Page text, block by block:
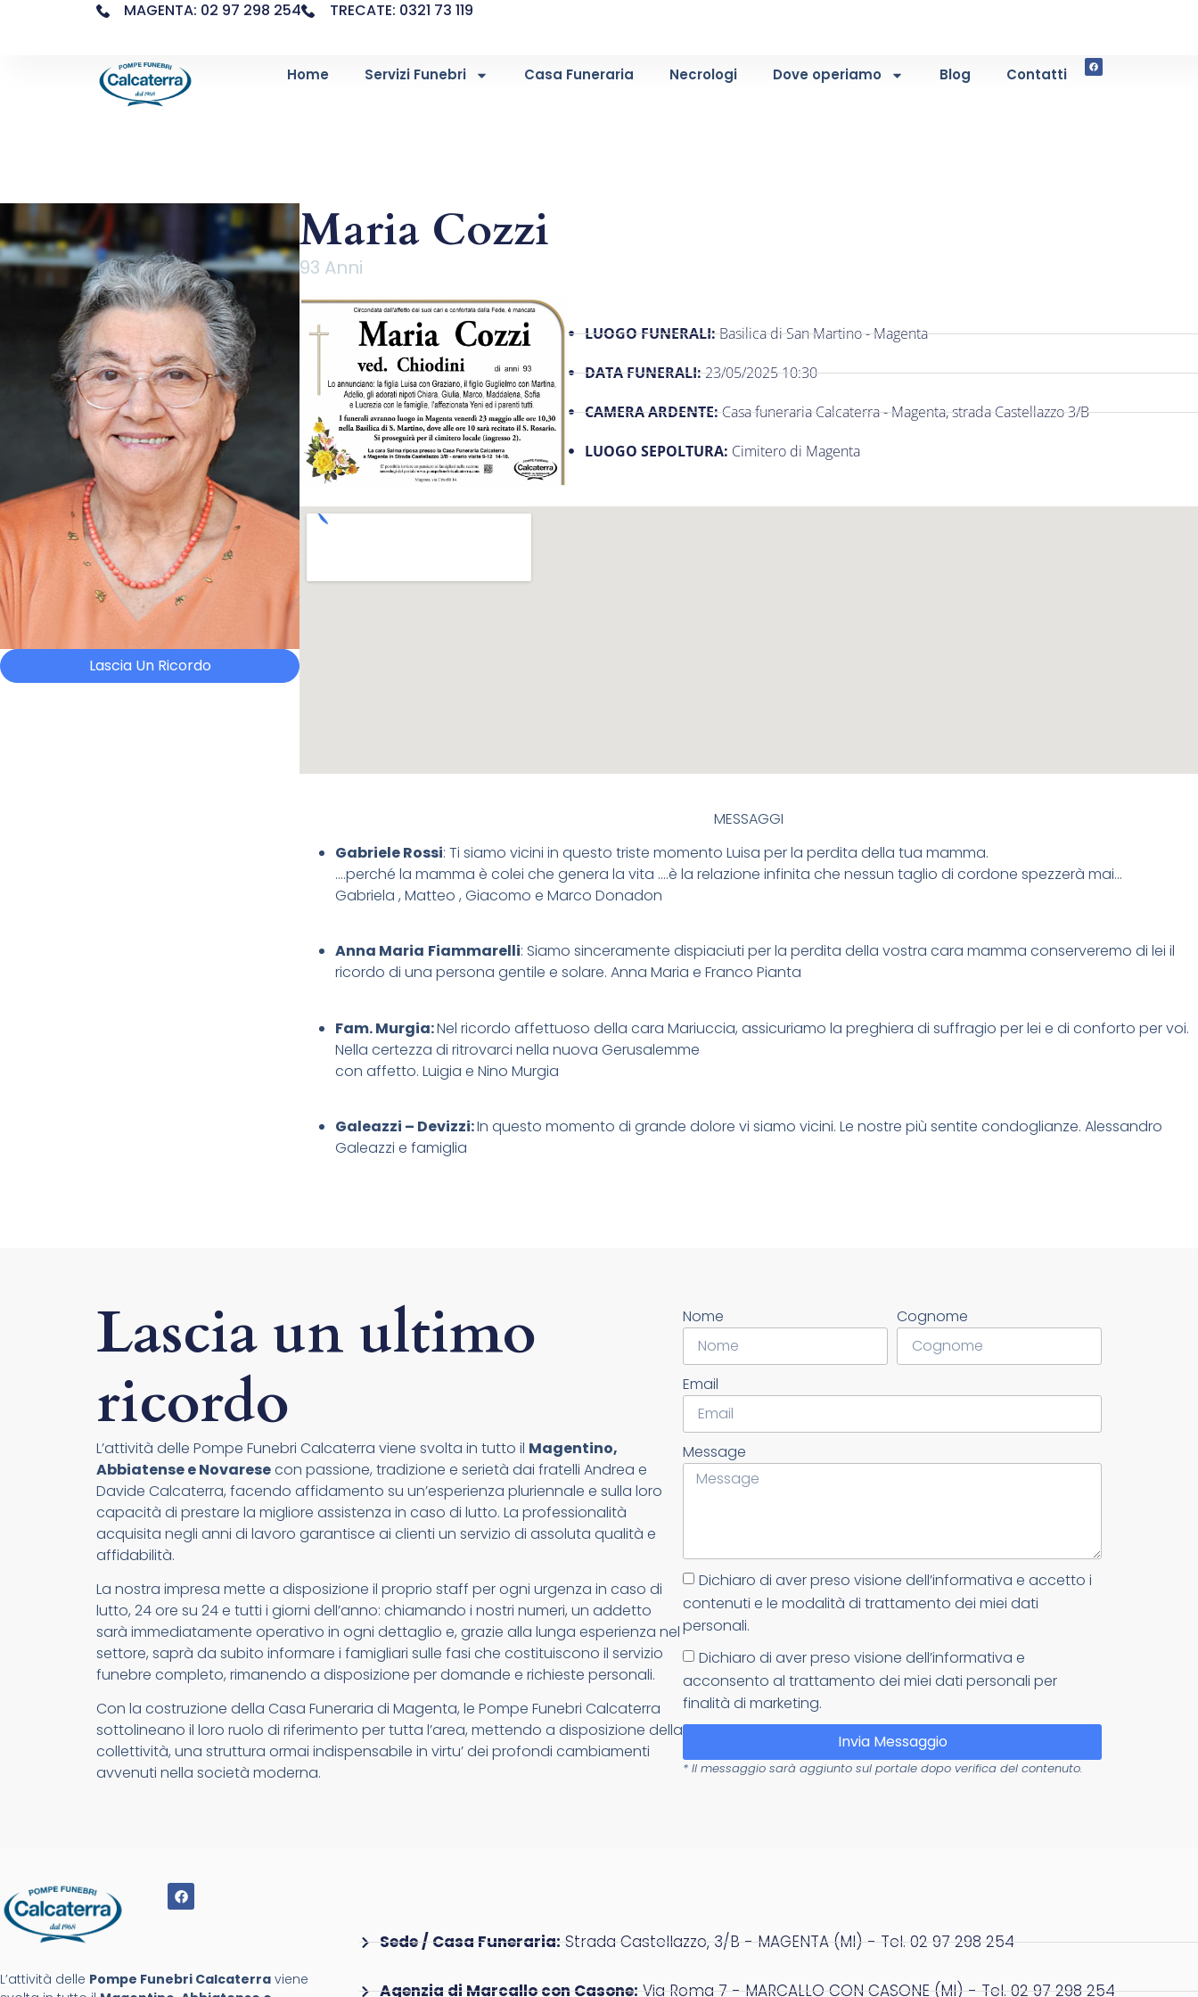
MAGENTA: 02 97 298 254 TRECATE: 0321 73 119
Home Servizi Funebri Casa Funeraria Necrologi Dove operiamo Blog Contatti
Lascia Un Ricordo
Maria Cozzi
93 Anni
LUOGO FUNERALI:Basilica di San Martino - Magenta
DATA FUNERALI:23/05/2025 10:30
CAMERA ARDENTE:Casa funeraria Calcaterra - Magenta, strada Castellazzo 3/B
LUOGO SEPOLTURA: Cimitero di Magenta
MESSAGGI
Gabriele Rossi: Ti siamo vicini in questo triste momento Luisa per la perdita della tua mamma.
….perché la mamma è colei che genera la vita ….è la relazione infinita che nessun taglio di cordone spezzerà mai…
Gabriela , Matteo , Giacomo e Marco Donadon
Anna Maria Fiammarelli: Siamo sinceramente dispiaciuti per la perdita della vostra cara mamma conserveremo di lei il
ricordo di una persona gentile e solare. Anna Maria e Franco Pianta
Fam. Murgia:Nel ricordo affettuoso della cara Mariuccia, assicuriamo la preghiera di suffragio per lei e di conforto per voi.
Nella certezza di ritrovarci nella nuova Gerusalemme
con affetto. Luigia e Nino Murgia
Galeazzi – Devizzi:In questo momento di grande dolore vi siamo vicini. Le nostre più sentite condoglianze. Alessandro
Galeazzi e famiglia
Lascia un ultimo
ricordo
L’attività delle Pompe Funebri Calcaterra viene svolta in tutto il Magentino,
Abbiatense e Novaresecon passione, tradizione e serietà dai fratelli Andrea e
Davide Calcaterra, facendo affidamento su un’esperienza pluriennale e sulla loro
capacità di prestare la migliore assistenza in caso di lutto. La professionalità
acquisita negli anni di lavoro garantisce ai clienti un servizio di assoluta qualità e
affidabilità.
La nostra impresa mette a disposizione il proprio staff per ogni urgenza in caso di
lutto, 24 ore su 24 e tutti i giorni dell’anno: chiamando i nostri numeri, un addetto
sarà immediatamente operativo in ogni dettaglio e, grazie alla lunga esperienza nel
settore, saprà da subito informare i famigliari sulle fasi che costituiscono il servizio
funebre completo, rimanendo a disposizione per domande e richieste personali.
Con la costruzione della Casa Funeraria di Magenta, le Pompe Funebri Calcaterra
sottolineano il loro ruolo di riferimento per tutta l’area, mettendo a disposizione della
collettività, una struttura ormai indispensabile in virtu’ dei profondi cambiamenti
avvenuti nella società moderna.
Nome Cognome
Email
Message
Dichiaro di aver preso visione dell’informativa e accetto i
contenuti e le modalità di trattamento dei miei dati
personali.
Dichiaro di aver preso visione dell’informativa e
acconsento al trattamento dei miei dati personali per
finalità di marketing.
Invia Messaggio
* Il messaggio sarà aggiunto sul portale dopo verifica del contenuto.
L’attività delle Pompe Funebri Calcaterra viene
Sede / Casa Funeraria:Strada Castellazzo, 3/B - MAGENTA (MI) - Tel. 02 97 298 254
Agenzia di Marcallo con Casone:Via Roma 7 - MARCALLO CON CASONE (MI) - Tel. 02 97 298 254